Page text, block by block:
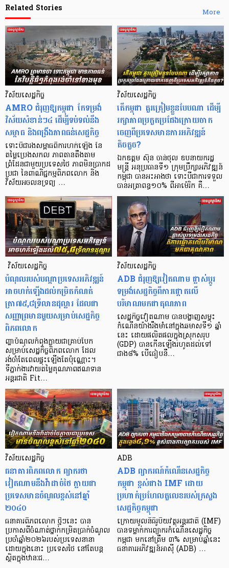
More
Related Stories
វិស័យសេដ្ឋកិច្ច
AMRO ជំរុញ​ឱ្យ​កម្ពុជា កែទម្រង់
វិស័យសំខាន់ៗ៤ ដើម្បីទប់ទល់នឹង
សម្ពាធ និងពង្រឹងភាពធន់សេដ្ឋកិច្ច
ទោះបីជារងសម្ពាធពីការហក់ឡើង នៃ
តម្លៃប្រេងសកល ភាពតានតឹងតាម
ព្រំដែនជាមួយប្រទេសថៃ ភាព​មិនប្រាកដ
ប្រជា នៃពាណិជ្ជកម្មពិភពលោក និង
វិស័យអចលនទ្រព្យ …
វិស័យសេដ្ឋកិច្ច
តើកម្ពុជា គួរត្រៀមខ្លួនបែបណា ដើម្បី
រក្សាភាពប្រកួតប្រជែងក្រោយចាក
ចេញពីប្រទេសមានការអភិវឌ្ឍន៍
តិចតួច?
ឯកឧត្តម ស៊ុន ចាន់ថុល ឧបនាយករដ្ឋ
មន្ត្រី អនុប្រធានទី១ ក្រុមប្រឹក្សាអភិវឌ្ឍន៍
កម្ពុជា បានអះអាងថា ទោះបីជាការទទួល
បានអត្រាពន្ធ១០% ពីអាម៉េរិក គឺ…
​​​​​​​​​​​​​​​​​​​​​​​​​​​​ វិស័យសេដ្ឋកិច្ច
បំណុលរបស់បណ្ដាប្រទេសអភិវឌ្ឍន៍
អាចហក់ឡើងដល់កម្រិតកំណត់
ត្រា៧៥,៨ទ្រីលានដុល្លារ ដែលជា
សញ្ញាព្រមានមួយសម្រាប់សេដ្ឋកិច្ច
ពិភពលោក
ញ្ហាបំណុល​កំពុងក្លាយជាគ្រាប់បែក
សម្រាប់សេដ្ឋកិច្ចពិភពលោក ដែល
រង់ចាំតែពេលផ្ទុះឡើងតែប៉ុណ្ណោះ។
ទីភ្នាក់​ងារ​វាយតម្លៃគុណភាពឥណទាន
អន្តរជាតិ Fit…
វិស័យសេដ្ឋកិច្ច
​​​​​ADB ជំរុញឱ្យវៀតណាម ផ្លាស់ប្តូរ
ទម្រង់សេដ្ឋកិច្ចពីការផ្តោតលើ
បរិមាណមកជាគុណភាព
សេដ្ឋកិច្ចវៀតណាម បានបង្ហាញសម្ទុះ
កំណើនយ៉ាងរឹងមាំនៅក្នុងឆមាសទី១ ឆ្នាំ
នេះ ដោយផលិតផលក្នុងស្រុកសរុប
(GDP) បានកើនឡើងរហូតដល់ទៅ
ជាង៨% បើធៀបនឹ…
វិស័យសេដ្ឋកិច្ច
​​ធនាគារពិភព​លោក ព្យាករថា
វៀតណាមនឹងវ៉ាដាច់ថៃ ក្លាយជា
ប្រទេសមានចំណូលខ្ពស់នៅឆ្នាំ
២០៤០
ធនាគារពិភពលោក ថ្មីៗនេះ បាន
ប្រកាសពីចំណាត់ថ្នាក់កម្រិតប្រាក់ចំណូល
ប្រចាំឆ្នាំ២០២៦របស់ប្រទេសនានា
ដោយក្នុងនោះ ប្រទេសថៃ នៅតែបន្ត
ស្ថិតក្នុងឋានៈជ…
ADB
ADB ព្យាករណ៍កំណើនសេដ្ឋកិច្ច
កម្ពុជា ខ្ពស់ជាង IMF ដោយ
ប្រហាក់ប្រហែល​តួ​លេខរបស់ក្រសួង
សេដ្ឋកិច្ចកម្ពុជា
ក្រោយមូលនិធិរូបិយវត្ថុអន្តរជាតិ (IMF)
បានទម្លាក់ការព្យាករកំណើនសេដ្ឋកិច្ច
កម្ពុជា មកនៅត្រឹម ៣% សម្រាប់ឆ្នាំនេះ
ធនាគារអភិវឌ្ឍន៍អាស៊ី (ADB) …